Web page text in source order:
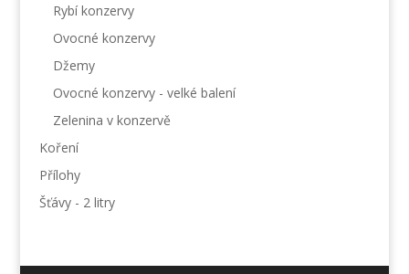
Rybí konzervy
Ovocné konzervy
Džemy
Ovocné konzervy - velké balení
Zelenina v konzervě
Koření
Přílohy
Šťávy - 2 litry